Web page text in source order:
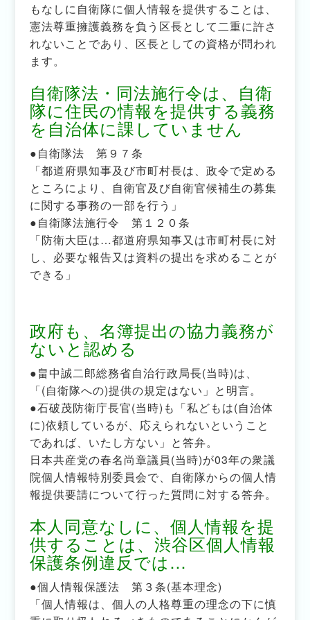
もなしに自衛隊に個人情報を提供することは、
憲法尊重擁護義務を負う区長として二重に許さ
れないことであり、区長としての資格が問われ
ます。
自衛隊法・同法施行令は、自衛
隊に住民の情報を提供する義務
を自治体に課していません
●自衛隊法 第９７条
「都道府県知事及び市町村長は、政令で定める
ところにより、自衛官及び自衛官候補生の募集
に関する事務の一部を行う」
●自衛隊法施行令 第１２０条
「防衛大臣は…都道府県知事又は市町村長に対
し、必要な報告又は資料の提出を求めることが
できる」
政府も、名簿提出の協力義務が
ないと認める
●畠中誠二郎総務省自治行政局長(当時)は、
「(自衛隊への)提供の規定はない」と明言。
●石破茂防衛庁長官(当時)も「私どもは(自治体
に)依頼しているが、応えられないということ
であれば、いたし方ない」と答弁。
日本共産党の春名尚章議員(当時)が03年の衆議
院個人情報特別委員会で、自衛隊からの個人情
報提供要請について行った質問に対する答弁。
本人同意なしに、個人情報を提
供することは、渋谷区個人情報
保護条例違反では…
●個人情報保護法 第３条(基本理念)
「個人情報は、個人の人格尊重の理念の下に慎